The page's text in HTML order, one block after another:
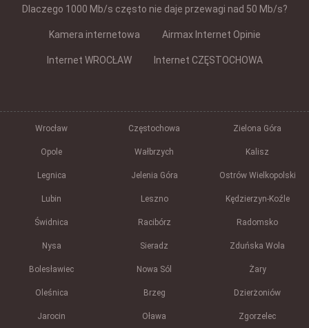
Dlaczego 1000 Mb/s często nie daje przewagi nad 50 Mb/s?
Kamera internetowa Airmax Internet Opinie
Internet WROCŁAW Internet CZĘSTOCHOWA
Wrocław Częstochowa Zielona Góra
Opole Wałbrzych Kalisz
Legnica Jelenia Góra Ostrów Wielkopolski
Lubin Leszno Kędzierzyn-Koźle
Świdnica Racibórz Radomsko
Nysa Sieradz Zduńska Wola
Bolesławiec Nowa Sól Żary
Oleśnica Brzeg Dzierżoniów
Jarocin Oława Zgorzelec